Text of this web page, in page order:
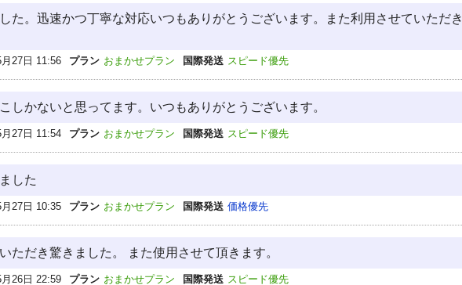
た。迅速かつ丁寧な対応いつもありがとうございます。また利用させていただき
27日 11:56 プラン おまかせプラン 国際発送 スピード優先
しかないと思ってます。いつもありがとうございます。
27日 11:54 プラン おまかせプラン 国際発送 スピード優先
した
27日 10:35 プラン おまかせプラン 国際発送 価格優先
ただき驚きました。 また使用させて頂きます。
26日 22:59 プラン おまかせプラン 国際発送 スピード優先